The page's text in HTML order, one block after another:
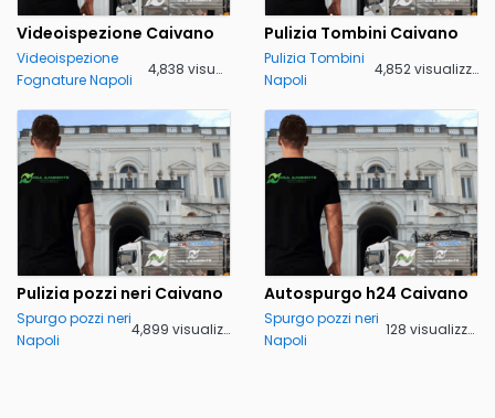
Videoispezione Caivano
Videoispezione
Fognature Napoli
4,838 visualizzazioni
Pulizia Tombini Caivano
Pulizia Tombini
Napoli
4,852 visualizzazioni
Pulizia pozzi neri Caivano
Spurgo pozzi neri
Napoli
4,899 visualizzazioni
Autospurgo h24 Caivano
Spurgo pozzi neri
Napoli
128 visualizzazioni